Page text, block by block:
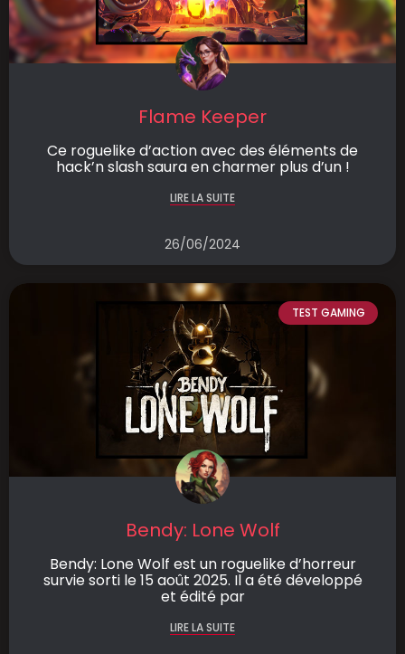
Flame Keeper
Ce roguelike d’action avec des éléments de
hack’n slash saura en charmer plus d’un !
LIRE LA SUITE
26/06/2024
TEST GAMING
Bendy: Lone Wolf
Bendy: Lone Wolf est un roguelike d’horreur
survie sorti le 15 août 2025. Il a été développé
et édité par
LIRE LA SUITE